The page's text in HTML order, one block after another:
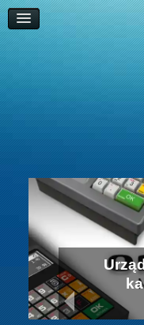
Programy
Prywatność
Terminale
Kursy online
Blog
Kontakt